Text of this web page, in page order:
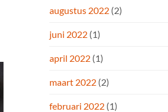
augustus 2022 (2)
juni 2022 (1)
april 2022 (1)
maart 2022 (2)
februari 2022 (1)